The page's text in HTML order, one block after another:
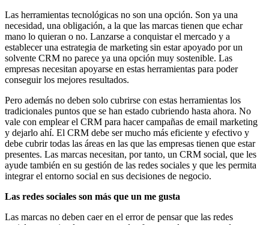
Las herramientas tecnológicas no son una opción. Son ya una
necesidad, una obligación, a la que las marcas tienen que echar
mano lo quieran o no. Lanzarse a conquistar el mercado y a
establecer una estrategia de marketing sin estar apoyado por un
solvente CRM no parece ya una opción muy sostenible. Las
empresas necesitan apoyarse en estas herramientas para poder
conseguir los mejores resultados.
Pero además no deben solo cubrirse con estas herramientas los
tradicionales puntos que se han estado cubriendo hasta ahora. No
vale con emplear el CRM para hacer campañas de email marketing
y dejarlo ahí. El CRM debe ser mucho más eficiente y efectivo y
debe cubrir todas las áreas en las que las empresas tienen que estar
presentes. Las marcas necesitan, por tanto, un CRM social, que les
ayude también en su gestión de las redes sociales y que les permita
integrar el entorno social en sus decisiones de negocio.
Las redes sociales son más que un me gusta
Las marcas no deben caer en el error de pensar que las redes